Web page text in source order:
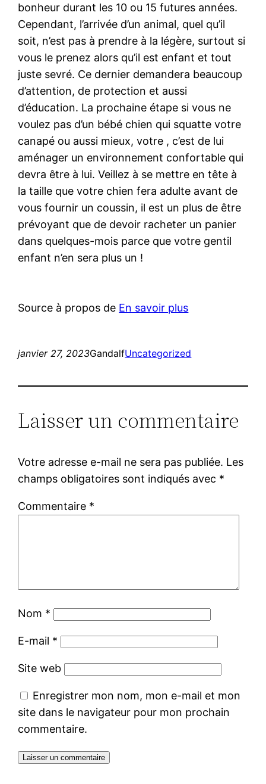
bonheur durant les 10 ou 15 futures années.
Cependant, l’arrivée d’un animal, quel qu’il
soit, n’est pas à prendre à la légère, surtout si
vous le prenez alors qu’il est enfant et tout
juste sevré. Ce dernier demandera beaucoup
d’attention, de protection et aussi
d’éducation. La prochaine étape si vous ne
voulez pas d’un bébé chien qui squatte votre
canapé ou aussi mieux, votre , c’est de lui
aménager un environnement confortable qui
devra être à lui. Veillez à se mettre en tête à
la taille que votre chien fera adulte avant de
vous fournir un coussin, il est un plus de être
prévoyant que de devoir racheter un panier
dans quelques-mois parce que votre gentil
enfant n’en sera plus un !
Source à propos de En savoir plus
janvier 27, 2023GandalfUncategorized
Laisser un commentaire
Votre adresse e-mail ne sera pas publiée. Les
champs obligatoires sont indiqués avec *
Commentaire *
Nom *
E-mail *
Site web
Enregistrer mon nom, mon e-mail et mon
site dans le navigateur pour mon prochain
commentaire.